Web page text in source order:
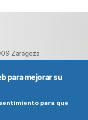
Zaragoza
para mejorar su
para que